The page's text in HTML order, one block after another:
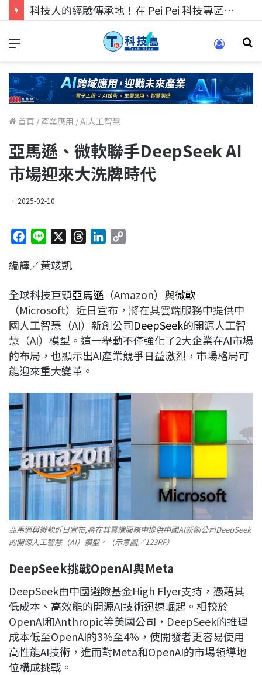
科技人的經驗傳承地！在 Pei Pei 科技專區，與學弟妹交流最硬核的技術
首頁 / 產業應用 /AI人工智慧
亞馬遜、微軟聯手DeepSeek AI
市場迎來大洗牌時代
2025-02-10
c
b
o
o
k
n
a
d
e
d
I
n
L
n
k
編譯／黃竣凱
全球科技巨頭亞馬遜 （Amazon）與微軟
（Microsoft）近日宣布，將在其雲端服務中提供中
國人工智慧（AI）新創公司DeepSeek的開源人工智
慧（AI）模型。這一舉動不僅強化了2大企業在AI市場
的布局，也顯示出AI產業競爭日益激烈，市場格局可
能迎來重大變革。
亞馬遜與微軟近日宣布,將在其雲端服務中提供中國AI新創公司DeepSeek
的開源人工智慧（AI）模型。（示意圖／123RF）
DeepSeek挑戰OpenAI與Meta
DeepSeek由中國避險基金High Flyer支持，憑藉其
低成本、高效能的開源AI技術迅速崛起。相較於
OpenAI和Anthropic等美國公司，DeepSeek的推理
成本低至OpenAI的3%至4%，使開發者更容易使用
高性能AI技術，進而對Meta和OpenAI的市場領導地
位構成挑戰。